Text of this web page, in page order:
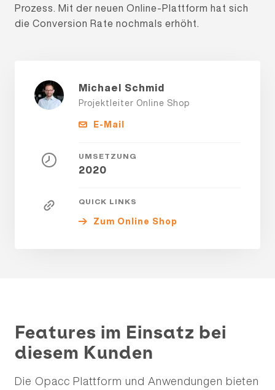
Prozess. Mit der neuen Online-Plattform hat sich
die Conversion Rate nochmals erhöht.
Michael Schmid
Projektleiter Online Shop
E-Mail
UMSETZUNG
2020
QUICK LINKS
Zum Online Shop
Features im Einsatz bei
diesem Kunden
Die Opacc Plattform und Anwendungen bieten